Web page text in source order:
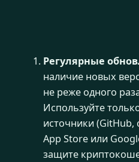
Регулярные
наличие новых
не реже одного
Используйте
источники (GitHub,
App Store или
защите